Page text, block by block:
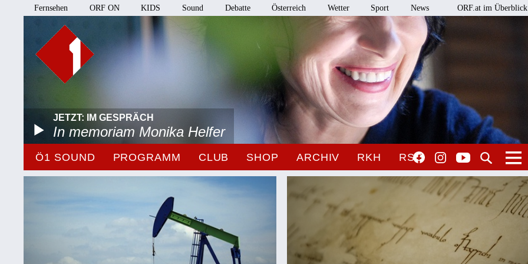
Fernsehen ORF ON KIDS Sound Debatte Österreich Wetter Sport News ORF.at im Überblick
JETZT: IM GESPRÄCH
In memoriam Monika Helfer
Ö1 SOUND PROGRAMM CLUB SHOP ARCHIV RKH RSO